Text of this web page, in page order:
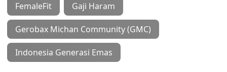
FemaleFit Gaji Haram
Gerobax Michan Community (GMC)
Indonesia Generasi Emas